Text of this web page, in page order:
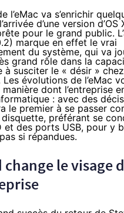
l’eMac va s’enrichir
d’une version d’OS
pour le grand public.
marque en effet le vrai
du système, qui va
grand rôle dans la
à susciter le « désir »
évolutions de l’eMac
dont l’entreprise
: avec des
le premier à se passer
préférant se
et des ports USB, pour y
si répandues.
change le visage